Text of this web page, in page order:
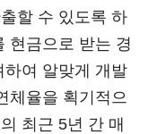
할 수 있도록 하
현금으로 받는 경
여 알맞게 개발
체율을 획기적으
최근 5년 간 매